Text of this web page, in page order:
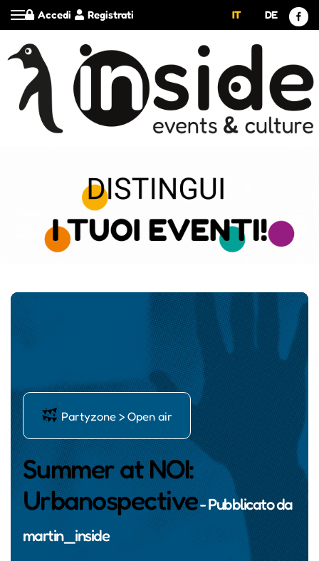
Registrati
Accedi IT DE
ĺ Partyzone > Open air
Summer at NOI:
Urbanospective- Pubblicato da
martin_inside